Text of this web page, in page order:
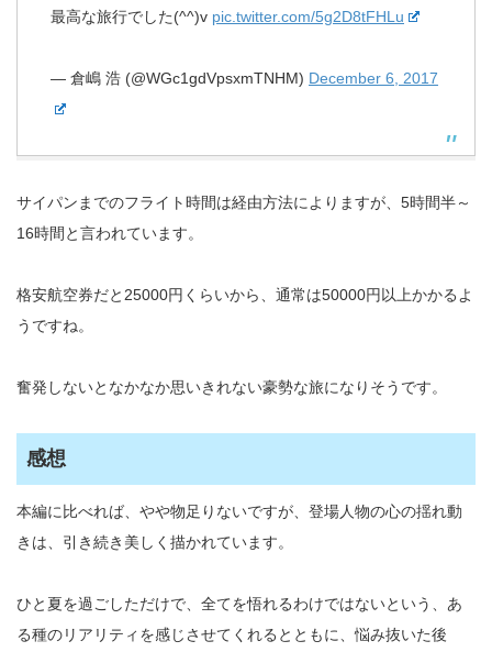
最高な旅行でした(^^)v pic.twitter.com/5g2D8tFHLu
— 倉嶋 浩 (@WGc1gdVpsxmTNHM) December 6, 2017
サイパンまでのフライト時間は経由方法によりますが、5時間半～
16時間と言われています。
格安航空券だと25000円くらいから、通常は50000円以上かかるよ
うですね。
奮発しないとなかなか思いきれない豪勢な旅になりそうです。
感想
本編に比べれば、やや物足りないですが、登場人物の心の揺れ動
きは、引き続き美しく描かれています。
ひと夏を過ごしただけで、全てを悟れるわけではないという、あ
る種のリアリティを感じさせてくれるとともに、悩み抜いた後